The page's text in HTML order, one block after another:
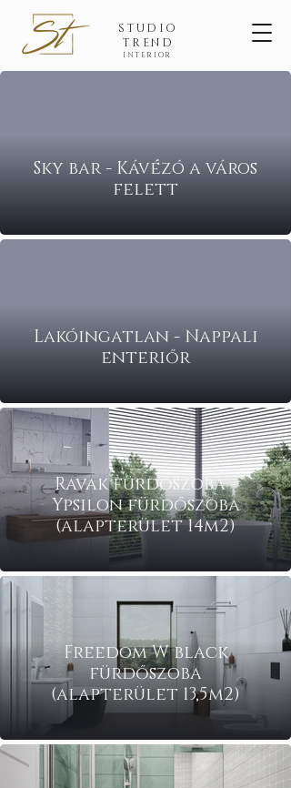
STUDIO
TREND
INTERIOR
Sky bar - Kávézó a város
felett
Lakóingatlan - Nappali
enteriőr
Ravak fürdőszoba -
Ypsilon fürdőszoba
(alapterület 14m2)
Ravak fürdőszoba -
Freedom W black
fürdőszoba
(alapterület 13,5m2)